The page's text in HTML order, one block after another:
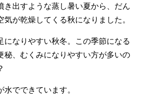
き出すような蒸し暑い夏から、だん
気が乾燥してくる秋になりました。
になりやすい秋冬。この季節になる
秘、むくみになりやすい方が多いの
でできています。